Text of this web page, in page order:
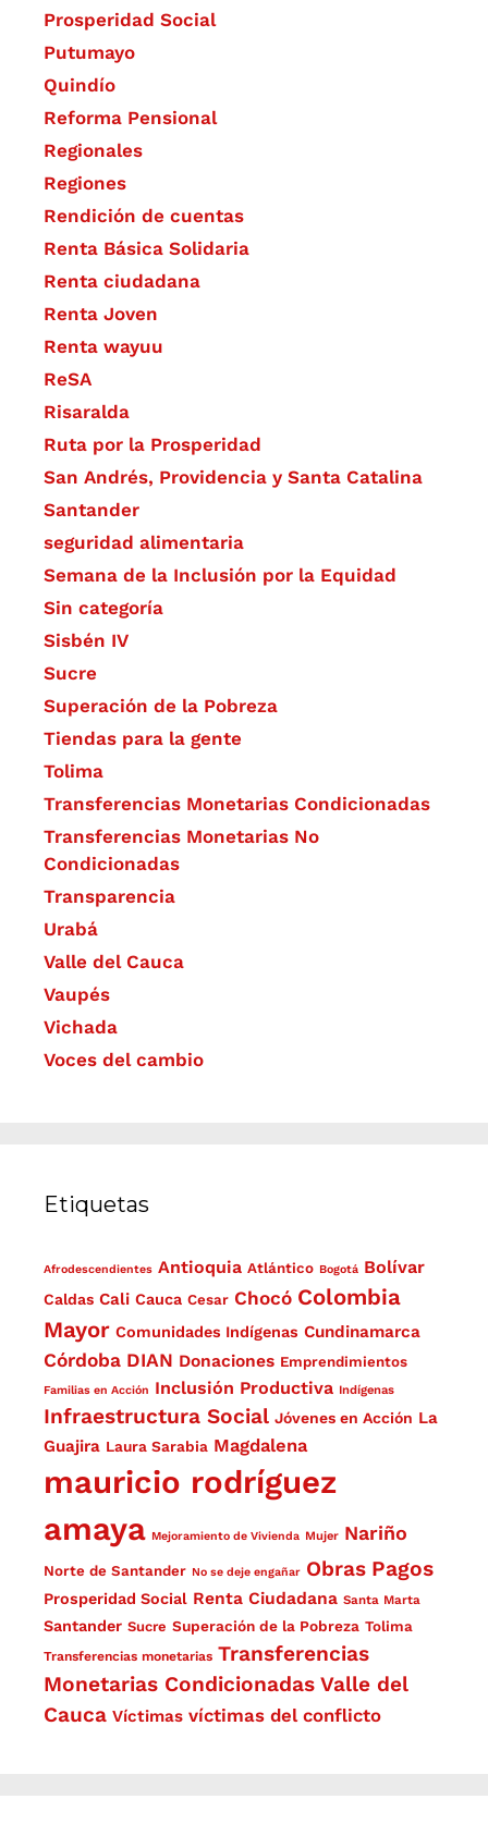
Prosperidad Social
Putumayo
Quindío
Reforma Pensional
Regionales
Regiones
Rendición de cuentas
Renta Básica Solidaria
Renta ciudadana
Renta Joven
Renta wayuu
ReSA
Risaralda
Ruta por la Prosperidad
San Andrés, Providencia y Santa Catalina
Santander
seguridad alimentaria
Semana de la Inclusión por la Equidad
Sin categoría
Sisbén IV
Sucre
Superación de la Pobreza
Tiendas para la gente
Tolima
Transferencias Monetarias Condicionadas
Transferencias Monetarias No
Condicionadas
Transparencia
Urabá
Valle del Cauca
Vaupés
Vichada
Voces del cambio
Etiquetas
Afrodescendientes Antioquia Atlántico Bogotá Bolívar
Caldas Cali Cauca Cesar Chocó Colombia
Mayor Comunidades Indígenas Cundinamarca
Córdoba DIAN Donaciones Emprendimientos
Familias en Acción Inclusión Productiva Indígenas
Infraestructura Social Jóvenes en Acción La
Guajira Laura Sarabia Magdalena
mauricio rodríguez
amaya Mejoramiento de Vivienda Mujer Nariño
Norte de Santander No se deje engañar Obras Pagos
Prosperidad Social Renta Ciudadana Santa Marta
Santander Sucre Superación de la Pobreza Tolima
Transferencias monetarias Transferencias
Monetarias Condicionadas Valle del
Cauca Víctimas víctimas del conflicto